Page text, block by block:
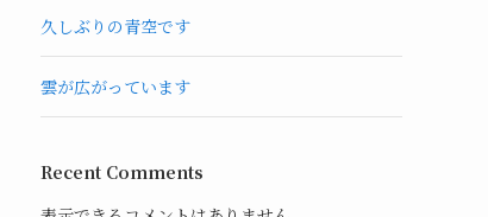
久しぶりの青空です
雲が広がっています
Recent Comments